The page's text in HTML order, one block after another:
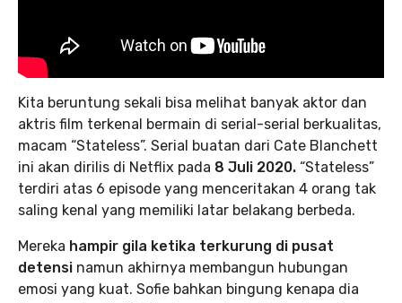
Kita beruntung sekali bisa melihat banyak aktor dan
aktris film terkenal bermain di serial-serial berkualitas,
macam “Stateless”. Serial buatan dari Cate Blanchett
ini akan dirilis di Netflix pada 8 Juli 2020. “Stateless”
terdiri atas 6 episode yang menceritakan 4 orang tak
saling kenal yang memiliki latar belakang berbeda.
Mereka hampir gila ketika terkurung di pusat
detensi namun akhirnya membangun hubungan
emosi yang kuat. Sofie bahkan bingung kenapa dia